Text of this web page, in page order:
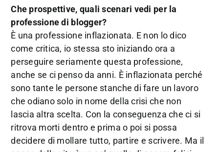
Che prospettive, quali scenari vedi per la
professione di blogger?
È una professione inflazionata. E non lo dico
come critica, io stessa sto iniziando ora a
perseguire seriamente questa professione,
anche se ci penso da anni. È inflazionata perché
sono tante le persone stanche di fare un lavoro
che odiano solo in nome della crisi che non
lascia altra scelta. Con la conseguenza che ci si
ritrova morti dentro e prima o poi si possa
decidere di mollare tutto, partire e scrivere. Ma il